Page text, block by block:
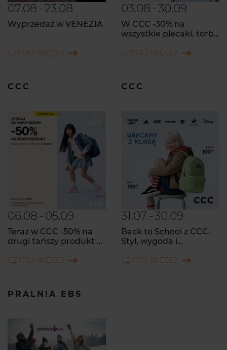
07.08 -23.08
Wyprzedaż w VENEZIA
CZYTAJ WIĘCEJ
03.08 -30.09
W CCC -30% na
wszystkie plecaki, torby
CZYTAJ WIĘCEJ
CCC
06.08 -05.09
Teraz w CCC -50% na
drugi tańszy produkt ze
Podarunkową MODIVO!
CZYTAJ WIĘCEJ
CCC
31.07 -30.09
Back to School z CCC.
Styl, wygoda i
każdy szkolny dzień!
CZYTAJ WIĘCEJ
PRALNIA EBS